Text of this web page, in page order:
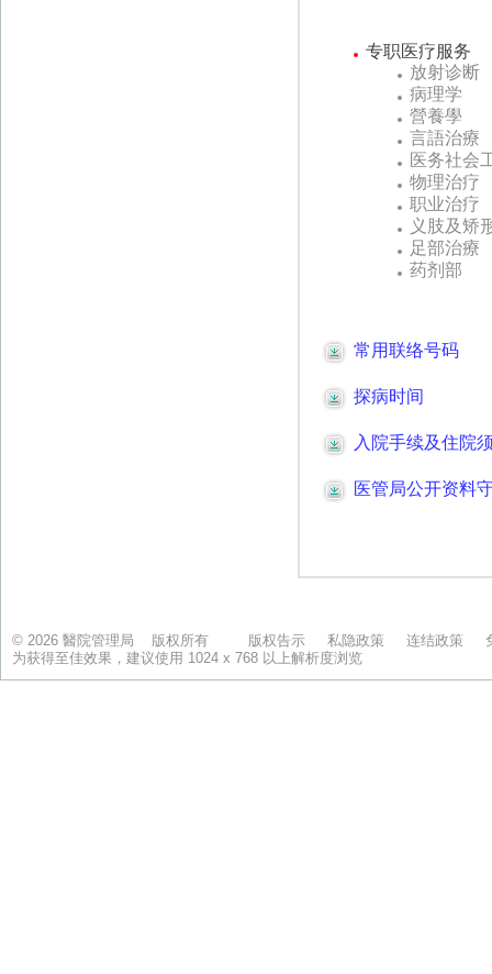
© 2026 醫院管理局 版权所有 版权告示 私隐政策 连结政策
为获得至佳效果，建议使用 1024 x 768 以上解析度浏览